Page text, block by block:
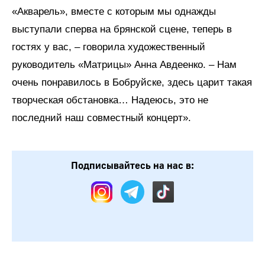
«Акварель», вместе с которым мы однажды
выступали сперва на брянской сцене, теперь в
гостях у вас, – говорила художественный
руководитель «Матрицы» Анна Авдеенко. – Нам
очень понравилось в Бобруйске, здесь царит такая
творческая обстановка… Надеюсь, это не
последний наш совместный концерт».
Подписывайтесь на нас в: